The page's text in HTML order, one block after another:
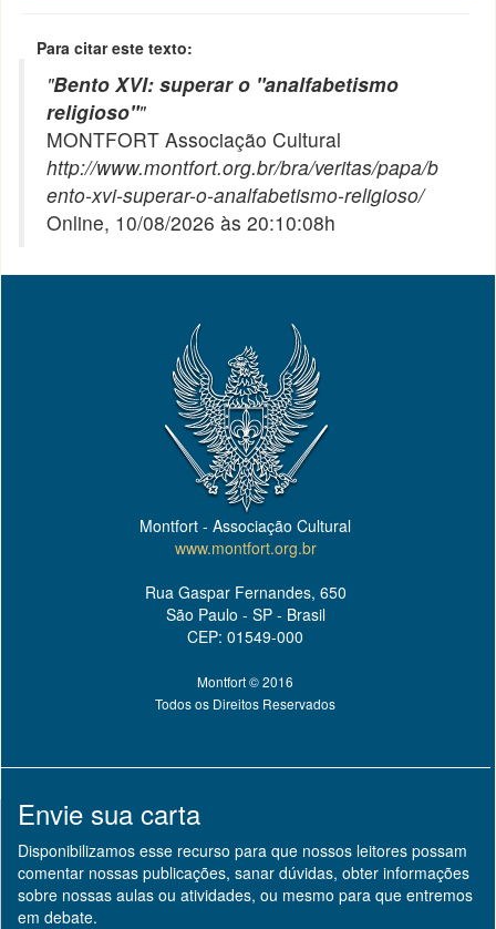
Para citar este texto:
"Bento XVI: superar o "analfabetismo
religioso""
MONTFORT Associação Cultural
http://www.montfort.org.br/bra/veritas/papa/b
ento-xvi-superar-o-analfabetismo-religioso/
Online, 10/08/2026 às 20:10:08h
Montfort - Associação Cultural
www.montfort.org.br
Rua Gaspar Fernandes, 650
São Paulo - SP - Brasil
CEP: 01549-000
Montfort © 2016
Todos os Direitos Reservados
Envie sua carta
Disponibilizamos esse recurso para que nossos leitores possam
comentar nossas publicações, sanar dúvidas, obter informações
sobre nossas aulas ou atividades, ou mesmo para que entremos
em debate.